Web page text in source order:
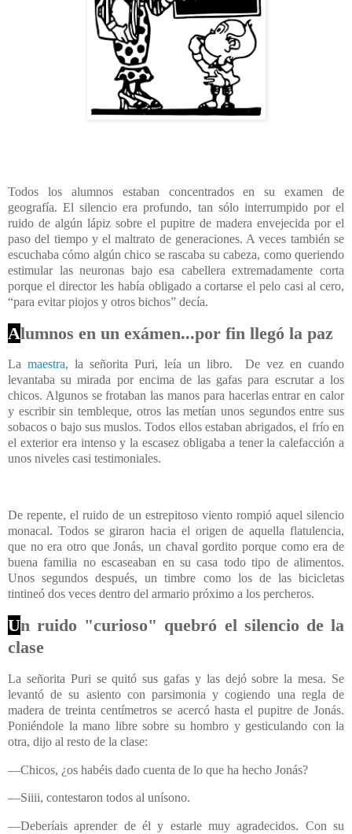
Todos los alumnos estaban concentrados en su examen de
geografía. El silencio era profundo, tan sólo interrumpido por el
ruido de algún lápiz sobre el pupitre de madera envejecida por el
paso del tiempo y el maltrato de generaciones. A veces también se
escuchaba cómo algún chico se rascaba su cabeza, como queriendo
estimular las neuronas bajo esa cabellera extremadamente corta
porque el director les había obligado a cortarse el pelo casi al cero,
“para evitar piojos y otros bichos” decía.
Alumnos en un exámen...por fin llegó la paz
La maestra, la señorita Puri, leía un libro.
De vez en cuando
levantaba su mirada por encima de las gafas para escrutar a los
chicos. Algunos se frotaban las manos para hacerlas entrar en calor
y escribir sin tembleque, otros las metían unos segundos entre sus
sobacos o bajo sus muslos. Todos ellos estaban abrigados, el frío en
el exterior era intenso y la escasez obligaba a tener la calefacción a
unos niveles casi testimoniales.
De repente, el ruido de un estrepitoso viento rompió aquel silencio
monacal. Todos se giraron hacia el origen de aquella flatulencia,
que no era otro que Jonás, un chaval gordito porque como era de
buena familia no escaseaban en su casa todo tipo de alimentos.
Unos segundos después, un timbre como los de las bicicletas
tintineó dos veces dentro del armario próximo a los percheros.
Un ruido "curioso" quebró el silencio de la
clase
La señorita Puri se quitó sus gafas y las dejó sobre la mesa. Se
levantó de su asiento con parsimonia y cogiendo una regla de
madera de treinta centímetros se acercó hasta el pupitre de Jonás.
Poniéndole la mano libre sobre su hombro y gesticulando con la
otra, dijo al resto de la clase:
—Chicos, ¿os habéis dado cuenta de lo que ha hecho Jonás?
—Siiii, contestaron todos al unísono.
—Deberíais aprender de él y estarle muy agradecidos. Con su